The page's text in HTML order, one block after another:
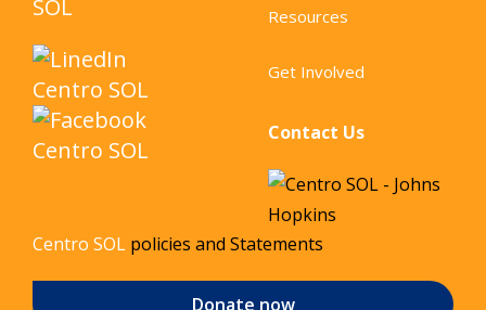
Resources
Get Involved
Contact Us
Centro SOL policies and Statements
Donate now